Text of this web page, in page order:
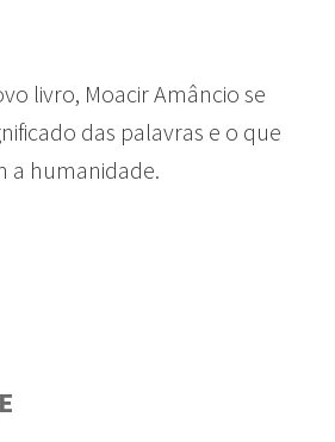
livro, Moacir Amâncio se
das palavras e o que
a humanidade.